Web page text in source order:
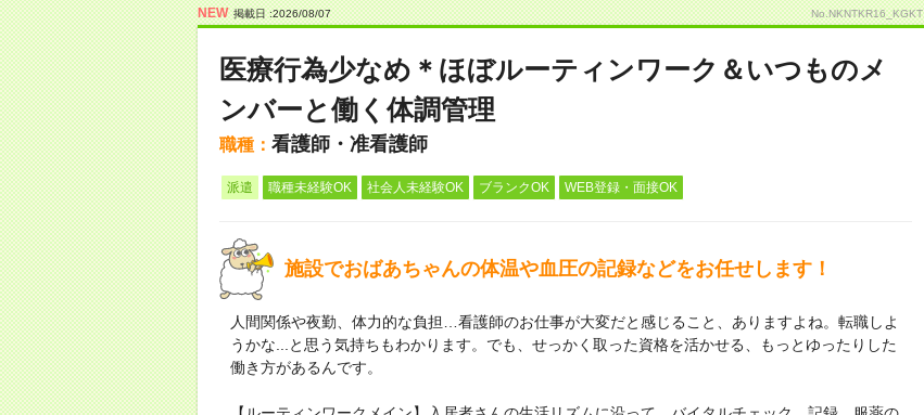
NEW 掲載日 :2026/08/07 No.NKNTKR16_KGKT
医療行為少なめ＊ほぼルーティンワーク＆いつものメ
ンバーと働く体調管理
職種： 看護師・准看護師
派遣 職種未経験OK 社会人未経験OK ブランクOK WEB登録・面接OK
施設でおばあちゃんの体温や血圧の記録などをお任せします！
人間関係や夜勤、体力的な負担…看護師のお仕事が大変だと感じること、ありますよね。転職しよ
うかな...と思う気持ちもわかります。でも、せっかく取った資格を活かせる、もっとゆったりした
働き方があるんです。